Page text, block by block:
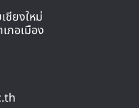
ชียงใหม่
ภอเมือง